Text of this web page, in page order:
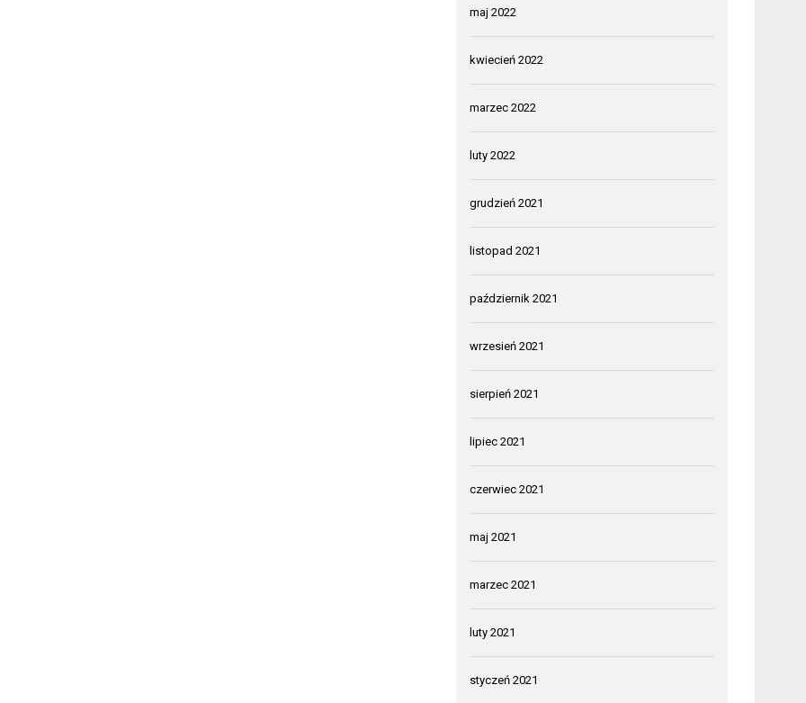
maj 2022
kwiecień 2022
marzec 2022
luty 2022
grudzień 2021
listopad 2021
październik 2021
wrzesień 2021
sierpień 2021
lipiec 2021
czerwiec 2021
maj 2021
marzec 2021
luty 2021
styczeń 2021